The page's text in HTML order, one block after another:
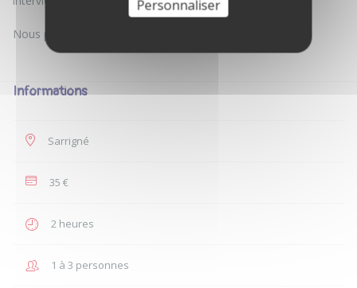
Nous passerons un moment convivial et enrichissant.
Informations
Sarrigné
35 €
2 heures
1 à 3 personnes
Personnaliser